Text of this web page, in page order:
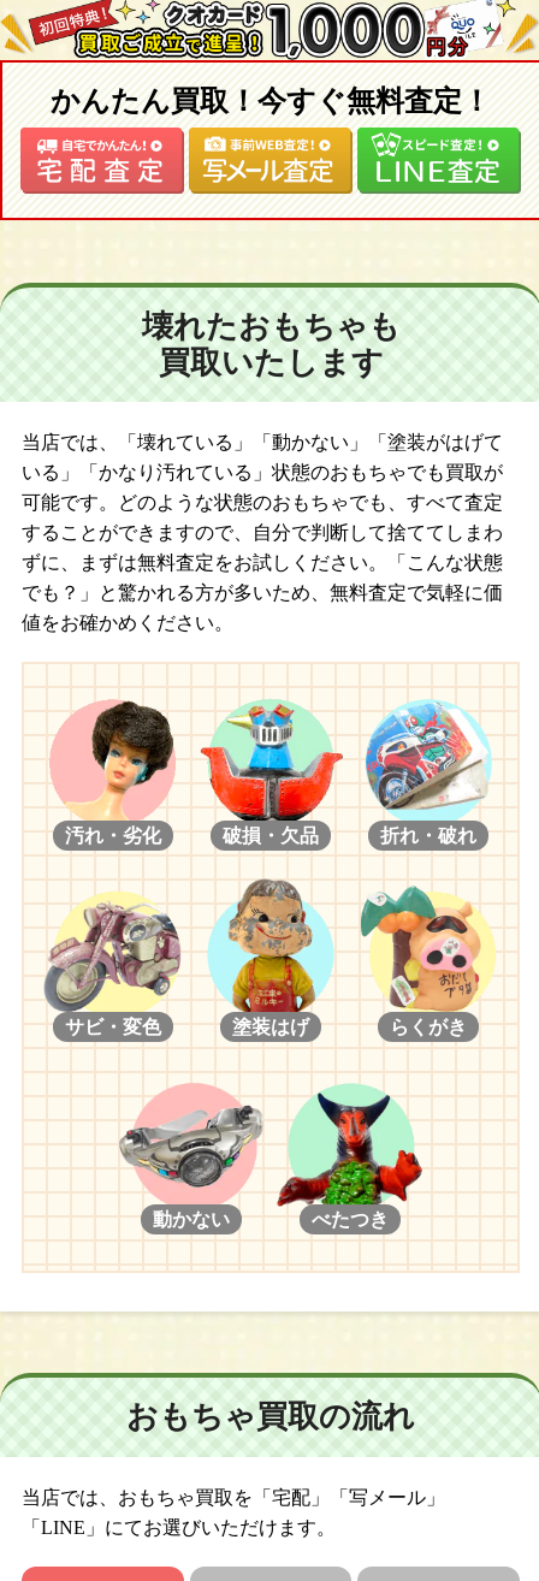
かんたん買取！今すぐ無料査定！
壊れたおもちゃも
買取いたします
当店では、「壊れている」「動かない」「塗装がはげて
いる」「かなり汚れている」状態のおもちゃでも買取が
可能です。どのような状態のおもちゃでも、すべて査定
することができますので、自分で判断して捨ててしまわ
ずに、まずは無料査定をお試しください。「こんな状態
でも？」と驚かれる方が多いため、無料査定で気軽に価
値をお確かめください。
汚れ・劣化 破損・欠品 折れ・破れ
サビ・変色 塗装はげ らくがき
動かない べたつき
おもちゃ買取の流れ
当店では、おもちゃ買取を「宅配」「写メール」
「LINE」にてお選びいただけます。